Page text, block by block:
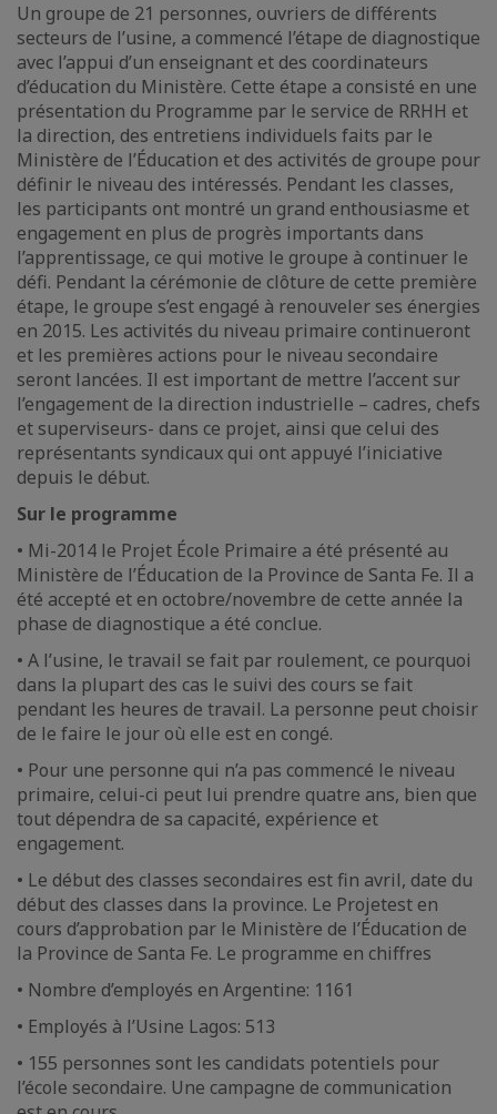
Un groupe de 21 personnes, ouvriers de différents
secteurs de l’usine, a commencé l’étape de diagnostique
avec l’appui d’un enseignant et des coordinateurs
d’éducation du Ministère. Cette étape a consisté en une
présentation du Programme par le service de RRHH et
la direction, des entretiens individuels faits par le
Ministère de l’Éducation et des activités de groupe pour
définir le niveau des intéressés. Pendant les classes,
les participants ont montré un grand enthousiasme et
engagement en plus de progrès importants dans
l’apprentissage, ce qui motive le groupe à continuer le
défi. Pendant la cérémonie de clôture de cette première
étape, le groupe s’est engagé à renouveler ses énergies
en 2015. Les activités du niveau primaire continueront
et les premières actions pour le niveau secondaire
seront lancées. Il est important de mettre l’accent sur
l’engagement de la direction industrielle – cadres, chefs
et superviseurs- dans ce projet, ainsi que celui des
représentants syndicaux qui ont appuyé l’iniciative
depuis le début.
Sur le programme
• Mi-2014 le Projet École Primaire a été présenté au
Ministère de l’Éducation de la Province de Santa Fe. Il a
été accepté et en octobre/novembre de cette année la
phase de diagnostique a été conclue.
• A l’usine, le travail se fait par roulement, ce pourquoi
dans la plupart des cas le suivi des cours se fait
pendant les heures de travail. La personne peut choisir
de le faire le jour où elle est en congé.
• Pour une personne qui n’a pas commencé le niveau
primaire, celui-ci peut lui prendre quatre ans, bien que
tout dépendra de sa capacité, expérience et
engagement.
• Le début des classes secondaires est fin avril, date du
début des classes dans la province. Le Projetest en
cours d’approbation par le Ministère de l’Éducation de
la Province de Santa Fe. Le programme en chiffres
• Nombre d’employés en Argentine: 1161
• Employés à l’Usine Lagos: 513
• 155 personnes sont les candidats potentiels pour
l’école secondaire. Une campagne de communication